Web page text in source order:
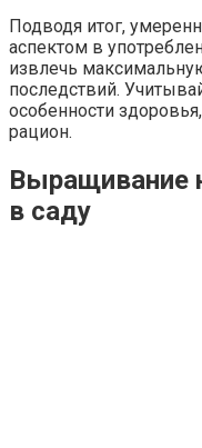
Подводя итог,
аспектом в
извлечь
последствий.
особенности
рацион.
Выращивание
в саду